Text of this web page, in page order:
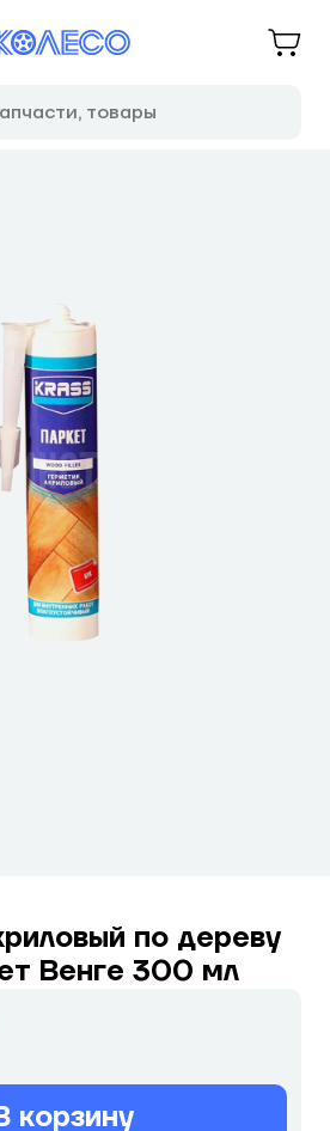
по дереву
Венге 300 мл
корзину